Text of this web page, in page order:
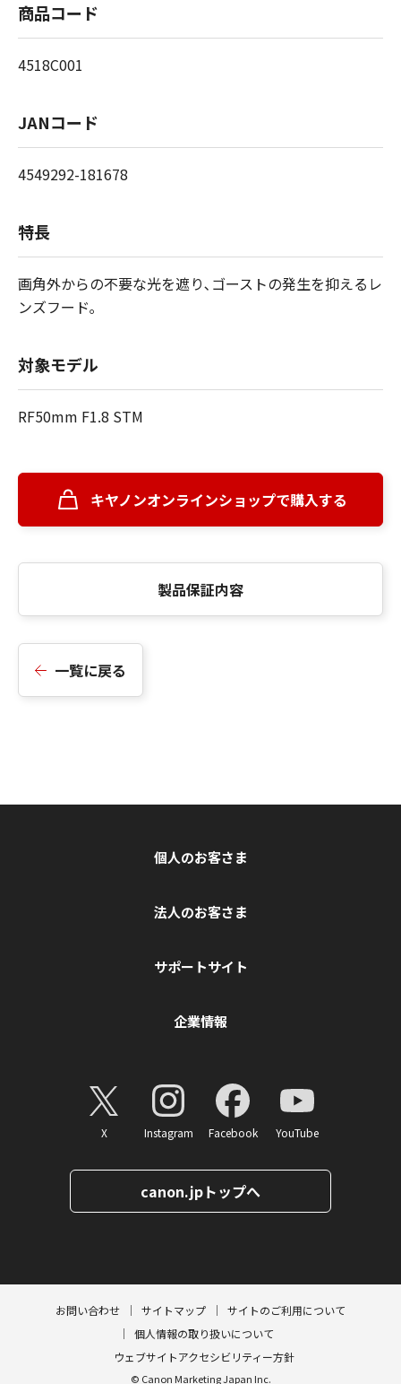
商品コード
4518C001
JANコード
4549292-181678
特長
画角外からの不要な光を遮り､ゴーストの発生を抑えるレ
ンズフード｡
対象モデル
RF50mm F1.8 STM
キヤノンオンラインショップで購入する
製品保証内容
一覧に戻る
個人のお客さま
法人のお客さま
サポートサイト
企業情報
X Instagram Facebook YouTube
canon.jpトップへ
お問い合わせ サイトマップ
サイトのご利用について
個人情報の取り扱いについて
ウェブサイトアクセシビリティー方針
© Canon Marketing Japan Inc.